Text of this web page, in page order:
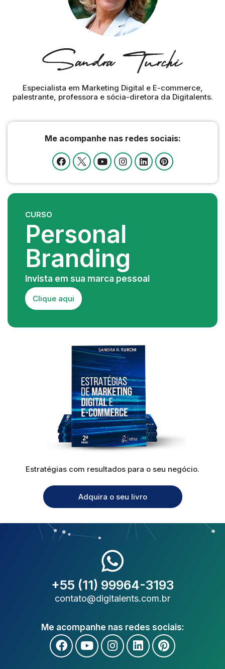
Especialista em Marketing Digital e E-commerce,
palestrante, professora e sócia-diretora da Digitalents.
Me acompanhe nas redes sociais:
CURSO
Personal
Branding
Invista em sua marca pessoal
Clique aqui
Estratégias com resultados para o seu negócio.
Adquira o seu livro
+55 (11) 99964-3193
contato@digitalents.com.br
Me acompanhe nas redes sociais: